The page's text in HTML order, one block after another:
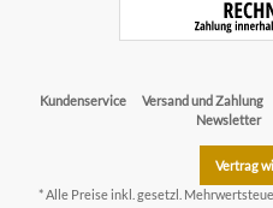
Kundenservice Versand und Zahlung
Newsletter
Vertrag
* Alle Preise inkl. gesetzl.